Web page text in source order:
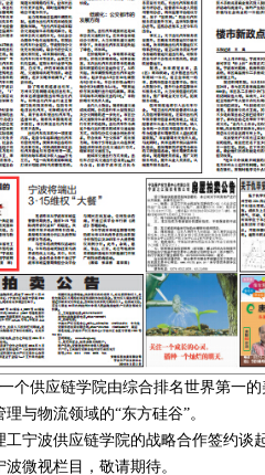
个供应链学院由综合排名世界第一
与物流领域的“东方硅谷”。
波供应链学院的战略合作签约谈起
微视栏目，敬请期待。